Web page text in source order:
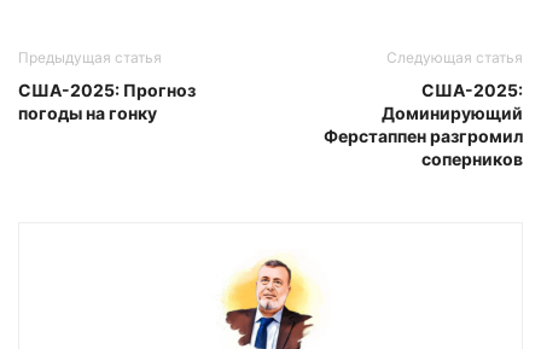
Предыдущая статья
США-2025: Прогноз
погоды на гонку
Следующая статья
США-2025:
Доминирующий
Ферстаппен разгромил
соперников